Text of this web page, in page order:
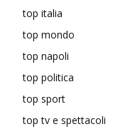
top italia
top mondo
top napoli
top politica
top sport
top tv e spettacoli